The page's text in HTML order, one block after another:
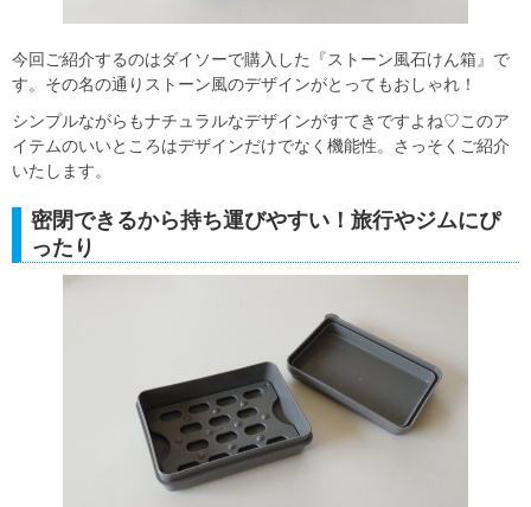
今回ご紹介するのはダイソーで購入した『ストーン風石けん箱』で
す。その名の通りストーン風のデザインがとってもおしゃれ！
シンプルながらもナチュラルなデザインがすてきですよね♡このア
イテムのいいところはデザインだけでなく機能性。さっそくご紹介
いたします。
密閉できるから持ち運びやすい！旅行やジムにぴ
ったり